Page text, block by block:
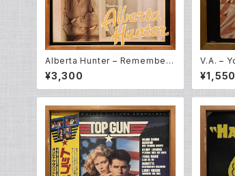
Alberta Hunter – Remember
My Name [O.S.T] (LP)
¥3,300
V.A. –
o Box
adway
¥1,550